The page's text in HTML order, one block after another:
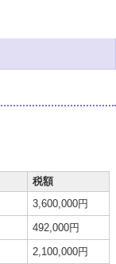
税額
3,600,000円
492,000円
2,100,000円